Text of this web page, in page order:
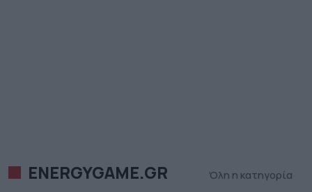
ENERGYGAME.GR Όλη η κατηγορία